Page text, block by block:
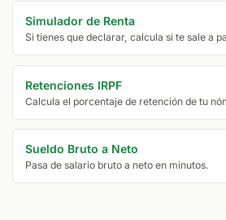
Simulador de Renta
Si tienes que declarar, calcula si te sale a
Retenciones IRPF
Calcula el porcentaje de retención de tu
Sueldo Bruto a Neto
Pasa de salario bruto a neto en minutos.